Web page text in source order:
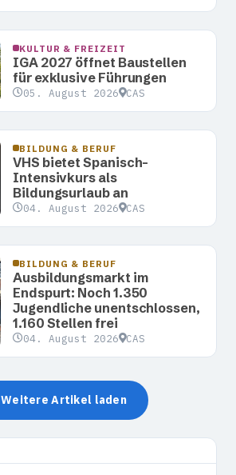
KULTUR & FREIZEIT
IGA 2027 öffnet Baustellen
für exklusive Führungen
05. August 2026 CAS
BILDUNG & BERUF
VHS bietet Spanisch-
Intensivkurs als
Bildungsurlaub an
04. August 2026 CAS
BILDUNG & BERUF
Ausbildungsmarkt im
Endspurt: Noch 1.350
Jugendliche unentschlossen,
1.160 Stellen frei
04. August 2026 CAS
Weitere Artikel laden